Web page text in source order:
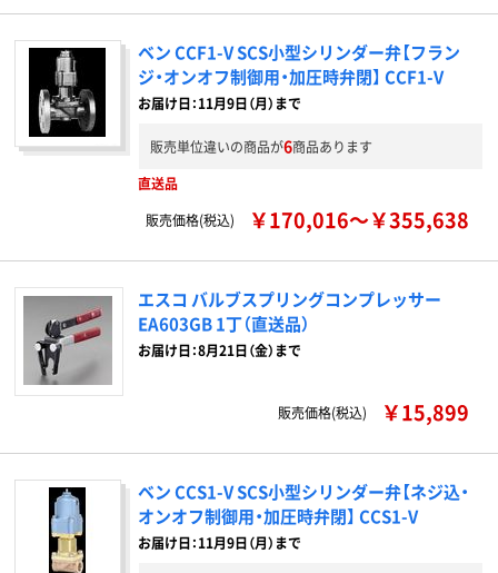
ベン CCF1-V SCS小型シリンダー弁【フラン
ジ・オンオフ制御用・加圧時弁閉】 CCF1-V
お届け日：11月9日（月）まで
販売単位違いの商品が6商品あります
直送品
販売価格(税込)
￥170,016～￥355,638
エスコ バルブスプリングコンプレッサー
EA603GB 1丁（直送品）
お届け日：8月21日（金）まで
販売価格(税込) ￥15,899
ベン CCS1-V SCS小型シリンダー弁【ネジ込・
オンオフ制御用・加圧時弁閉】 CCS1-V
お届け日：11月9日（月）まで